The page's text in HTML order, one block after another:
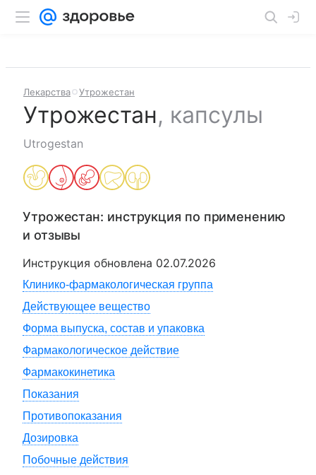
Лекарства Утрожестан
Утрожестан, капсулы
Utrogestan
Утрожестан: инструкция по применению
и отзывы
Инструкция обновлена 02.07.2026
Клинико-фармакологическая группа
Действующее вещество
Форма выпуска, состав и упаковка
Фармакологическое действие
Фармакокинетика
Показания
Противопоказания
Дозировка
Побочные действия